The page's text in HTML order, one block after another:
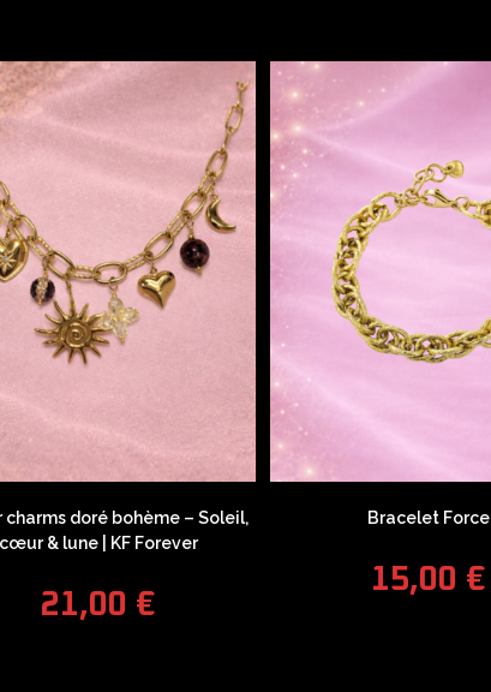
charms doré bohème – Soleil,
cœur & lune | KF Forever
21,00 €
Bracelet Force
15,00 €